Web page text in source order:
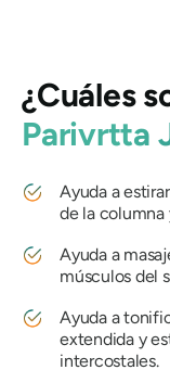
¿Cuáles
Parivrtta
Ayuda a
de la columna
Ayuda a
músculos del
Ayuda a
extendida y
intercostales.